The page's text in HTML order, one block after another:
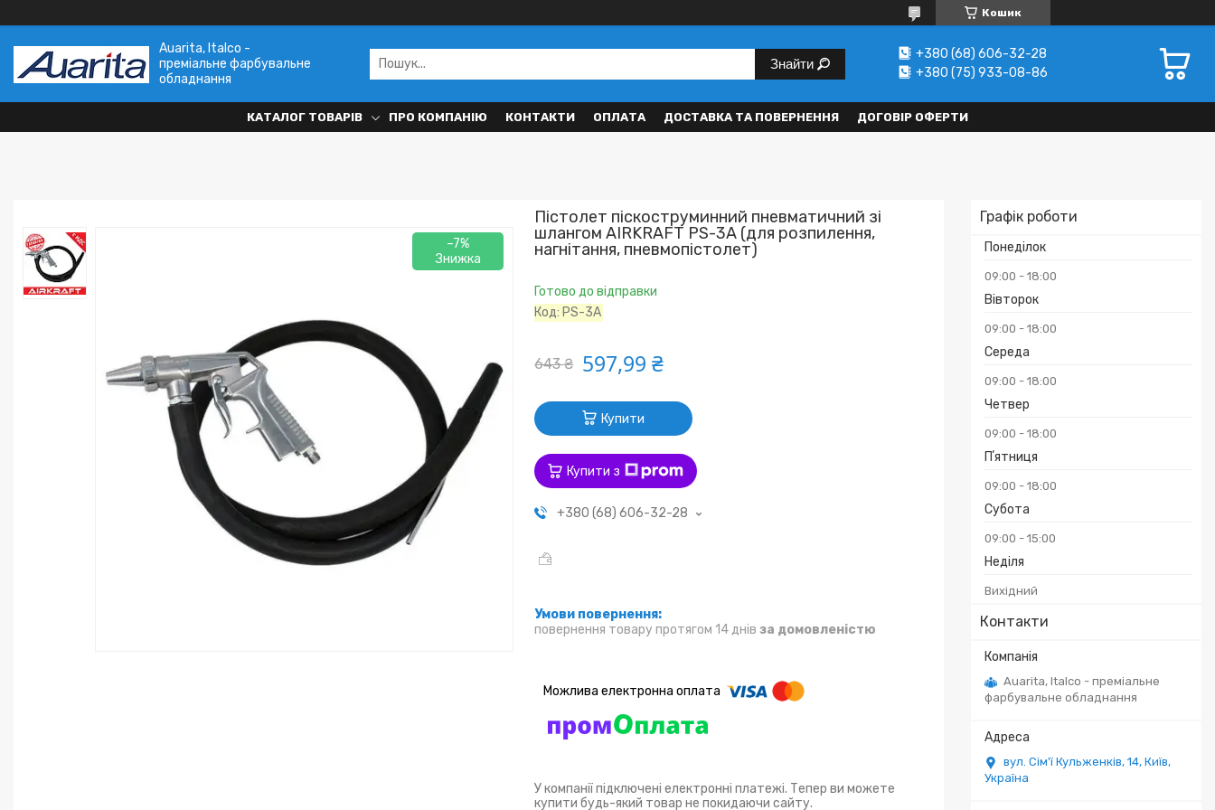
Кошик
Auarita, Italco -
преміальне фарбувальне
обладнання
Знайти
+380 (68) 606-32-28
+380 (75) 933-08-86
КАТАЛОГ ТОВАРІВ ПРО КОМПАНІЮ КОНТАКТИ ОПЛАТА ДОСТАВКА ТА ПОВЕРНЕННЯ ДОГОВІР ОФЕРТИ
Графік роботи
Понеділок
09:00 18:00
Вівторок
09:00 18:00
Середа
09:00 18:00
Четвер
09:00 18:00
Пʼятниця
09:00 18:00
Субота
09:00 15:00
Неділя
Вихідний
Контакти
Auarita, Italco - преміальне
фарбувальне обладнання
вул. Сім'ї Кульженків, 14, Київ,
Україна
–7%
Пістолет піскоструминний пневматичний зі
шлангом AIRKRAFT PS-3А (для розпилення,
нагнітання, пневмопістолет)
Готово до відправки
Код: PS-3A
643 ₴ 597,99 ₴
Купити
Купити з
+380 (68) 606-32-28
повернення товару протягом 14 днів за домовленістю
У компанії підключені електронні платежі. Тепер ви можете
купити будь-який товар не покидаючи сайту.